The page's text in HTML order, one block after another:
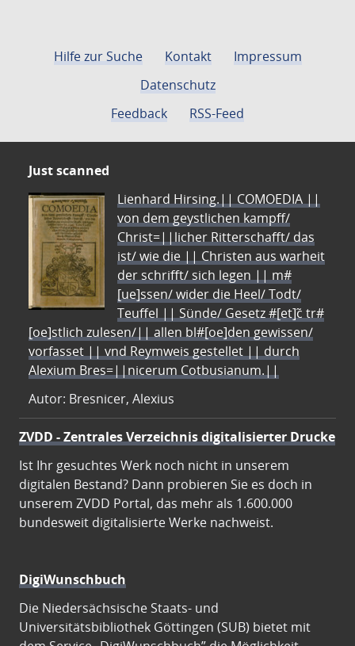
Hilfe zur Suche Kontakt
Impressum
Datenschutz
Feedback
RSS-Feed
Just scanned
Lienhard Hirsing.|| COMOEDIA ||
von dem geystlichen kampff/
Christ=||licher Ritterschafft/ das
ist/ wie die || Christen aus warheit
der schrifft/ sich legen || m#
[ue]ssen/ wider die Heel/ Todt/
Teuffel || Sünde/ Gesetz #[et]c̃ tr#
[oe]stlich zulesen/|| allen bl#[oe]den gewissen/
vorfasset || vnd Reymweis gestellet || durch
Alexium Bres=||nicerum Cotbusianum.||
Autor: Bresnicer, Alexius
ZVDD - Zentrales Verzeichnis digitalisierter Drucke
Ist Ihr gesuchtes Werk noch nicht in unserem
digitalen Bestand? Dann probieren Sie es doch in
unserem ZVDD Portal, das mehr als 1.600.000
bundesweit digitalisierte Werke nachweist.
DigiWunschbuch
Die Niedersächsische Staats- und
Universitätsbibliothek Göttingen (SUB) bietet mit